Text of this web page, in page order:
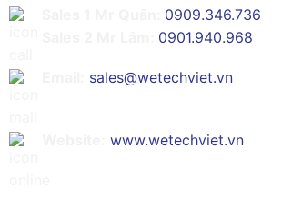
0909.346.736
0901.940.968
sales@wetechviet.vn
www.wetechviet.vn